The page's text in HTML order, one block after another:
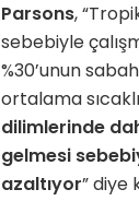
Parsons,
sebebiyle
%30’unun
ortalama
dilimlerinde
gelmesi
azaltıyor” diye